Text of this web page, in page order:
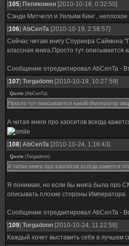
[105] Пепякомен [2010-10-18, 0:32:50]
Сэнди Митчелл и Уильям Кинг , неплохое
[106] AbCenTa [2010-10-19, 2:58:57]
Сейчас читаю книгу Спуриера Саймона
классная книга.Просто тут
Сообщение отредактировал AbCenTa -
[107] Torgadonn [2010-10-19, 10:27:59]
Quote (AbCenTa)
Просто тут описывается какой Император
А читая книги про хаоситов всегда
[108] AbCenTa [2010-10-24, 1:16:43]
Quote (Torgadonn)
А читая книги про хаоситов всегда кажется
Я понимаю, но если бы книга была про
описывать плохие стороны Императора.
Сообщение отредактировал AbCenTa -
[109] Torgadonn [2010-10-24, 11:22:58]
Каждый хочет выставить себя в лучшем